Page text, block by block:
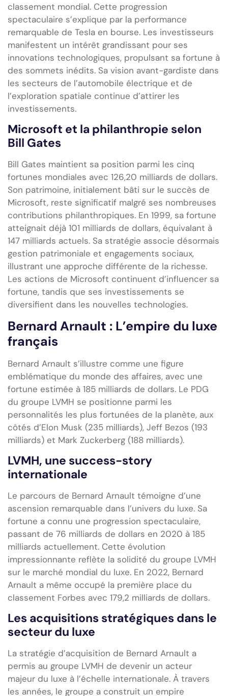
classement mondial. Cette progression
spectaculaire s’explique par la performance
remarquable de Tesla en bourse. Les investisseurs
manifestent un intérêt grandissant pour ses
innovations technologiques, propulsant sa fortune à
des sommets inédits. Sa vision avant-gardiste dans
les secteurs de l’automobile électrique et de
l’exploration spatiale continue d’attirer les
investissements.
Microsoft et la philanthropie selon
Bill Gates
Bill Gates maintient sa position parmi les cinq
fortunes mondiales avec 126,20 milliards de dollars.
Son patrimoine, initialement bâti sur le succès de
Microsoft, reste significatif malgré ses nombreuses
contributions philanthropiques. En 1999, sa fortune
atteignait déjà 101 milliards de dollars, équivalant à
147 milliards actuels. Sa stratégie associe désormais
gestion patrimoniale et engagements sociaux,
illustrant une approche différente de la richesse.
Les actions de Microsoft continuent d’influencer sa
fortune, tandis que ses investissements se
diversifient dans les nouvelles technologies.
Bernard Arnault : L’empire du luxe
français
Bernard Arnault s’illustre comme une figure
emblématique du monde des affaires, avec une
fortune estimée à 185 milliards de dollars. Le PDG
du groupe LVMH se positionne parmi les
personnalités les plus fortunées de la planète, aux
côtés d’Elon Musk (235 milliards), Jeff Bezos (193
milliards) et Mark Zuckerberg (188 milliards).
LVMH, une success-story
internationale
Le parcours de Bernard Arnault témoigne d’une
ascension remarquable dans l’univers du luxe. Sa
fortune a connu une progression spectaculaire,
passant de 76 milliards de dollars en 2020 à 185
milliards actuellement. Cette évolution
impressionnante reflète la solidité du groupe LVMH
sur le marché mondial du luxe. En 2022, Bernard
Arnault a même occupé la première place du
classement Forbes avec 179,2 milliards de dollars.
Les acquisitions stratégiques dans le
secteur du luxe
La stratégie d’acquisition de Bernard Arnault a
permis au groupe LVMH de devenir un acteur
majeur du luxe à l’échelle internationale. À travers
les années, le groupe a construit un empire